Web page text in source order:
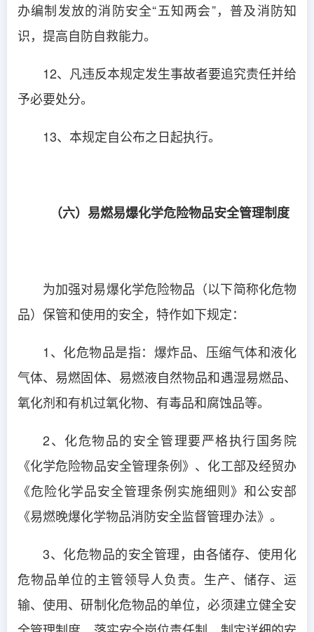
办编制发放的消防安全“五知两会”，普及消防知
识，提高自防自救能力。
12、凡违反本规定发生事故者要追究责任并给
予必要处分。
13、本规定自公布之日起执行。
（六）易燃易爆化学危险物品安全管理制度
为加强对易爆化学危险物品（以下简称化危物
品）保管和使用的安全，特作如下规定：
1、化危物品是指：爆炸品、压缩气体和液化
气体、易燃固体、易燃液自然物品和遇湿易燃品、
氧化剂和有机过氧化物、有毒品和腐蚀品等。
2、化危物品的安全管理要严格执行国务院
《化学危险物品安全管理条例》、化工部及经贸办
《危险化学品安全管理条例实施细则》和公安部
《易燃晚爆化学物品消防安全监督管理办法》。
3、化危物品的安全管理，由各储存、使用化
危物品单位的主管领导人负责。生产、储存、运
输、使用、研制化危物品的单位，必须建立健全安